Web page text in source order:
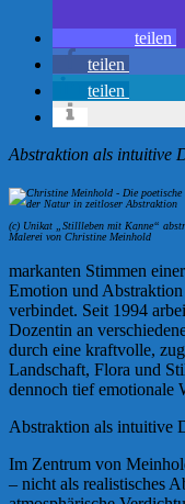
teilen
teilen
teilen
Abstraktion als intuitive
(c) Unikat „Stillleben mit Kanne“
Malerei von Christine Meinhold
markanten Stimmen
Emotion und
verbindet. Seit 1994
Dozentin an
durch eine kraftvolle,
Landschaft, Flora und
dennoch tief emotionale
Abstraktion als intuitive
Im Zentrum von
– nicht als realistisches